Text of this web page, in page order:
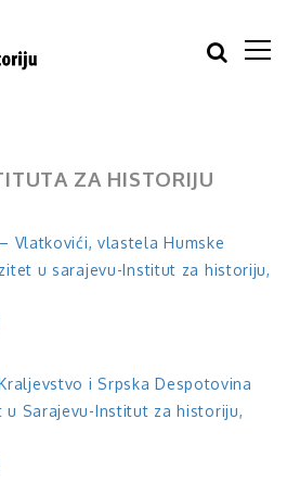
ZA HISTORIJU
Vlatkovići, vlastela Humske
u sarajevu-Institut za historiju,
i Srpska Despotovina
u Sarajevu-Institut za historiju,